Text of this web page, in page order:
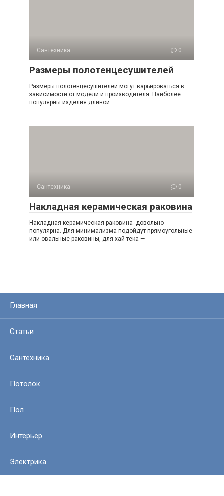
Сантехника 0
Размеры полотенцесушителей
Размеры полотенцесушителей могут варьироваться в
зависимости от модели и производителя. Наиболее
популярны изделия длиной
Сантехника 0
Накладная керамическая раковина
Накладная керамическая раковина довольно
популярна. Для минимализма подойдут прямоугольные
или овальные раковины, для хай-тека —
Главная
Статьи
Сантехника
Потолок
Пол
Интерьер
Электрика